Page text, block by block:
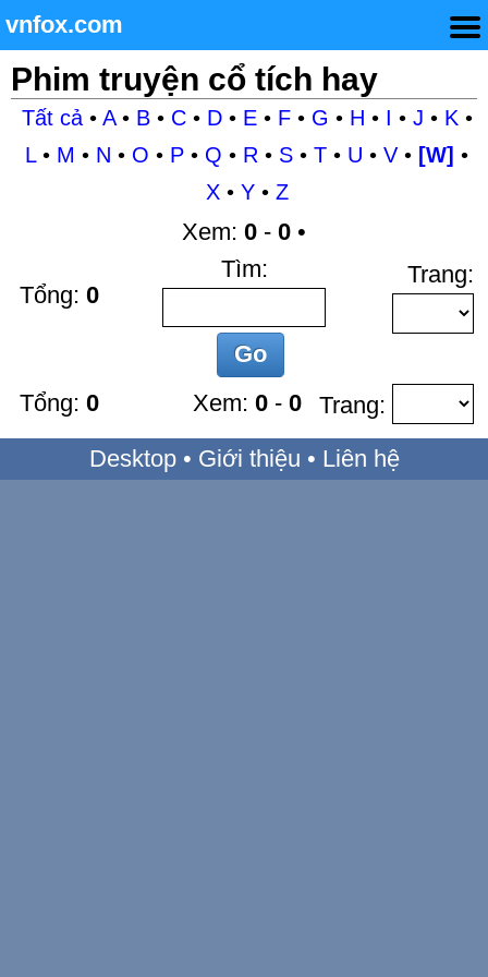
vnfox.com
Phim truyện cổ tích hay
Tất cả• A• B• C• D• E• F• G • H • I • J • K •
L• M • N • O • P • Q • R • S • T • U • V • [W] •
X• Y• Z
Tổng: 0
Xem: 0 - 0 •
Tìm:
Trang:
Tổng: 0 Xem: 0- 0
Trang:
Desktop• Giới thiệu • Liên hệ